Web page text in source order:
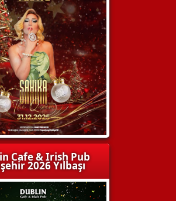
Cafe & Irish Pub
2026 Yılbaşı